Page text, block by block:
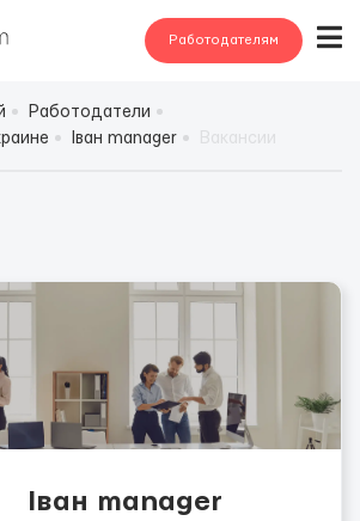
Работодателям
Работодатели
Іван manager
Іван manager